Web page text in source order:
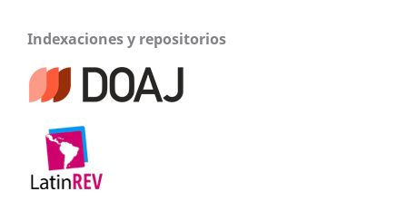
Indexaciones y repositorios